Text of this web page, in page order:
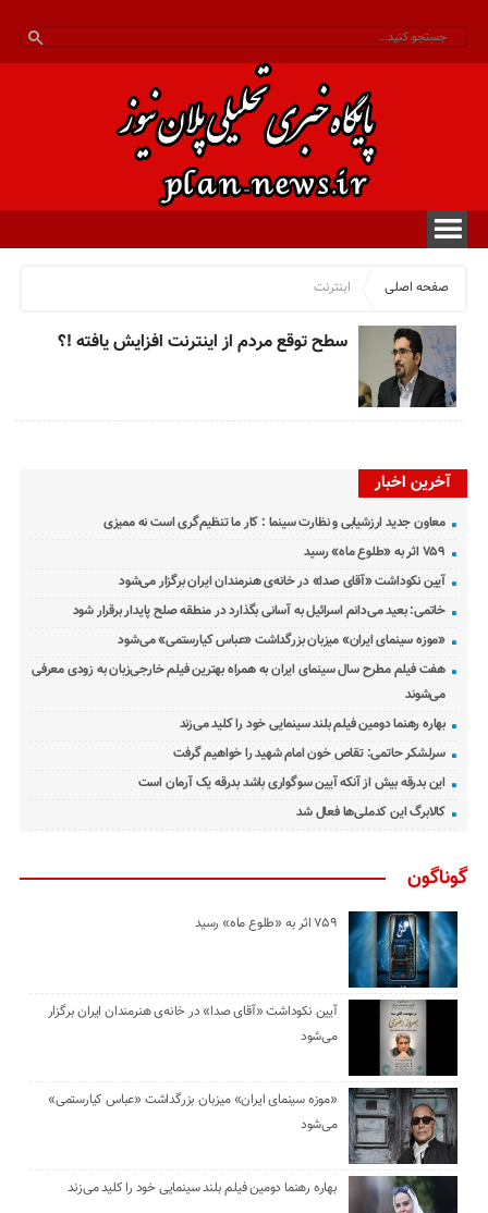
صفحه اصلی ابنترنت
سطح توقع مردم از اینترنت افزایش یافته !؟
آخرین اخبار
معاون جدید ارزشیابی و نظارت سینما : کار ما تنظیم‌گری است نه ممیزی
۷۵۹ اثر به «طلوع ماه» رسید
آیین نکوداشت «آقای صدا» در خانه‌ی هنرمندان ایران برگزار می‌شود
خاتمی: بعید می‌دانم اسرائیل به آسانی بگذارد در منطقه صلح پایدار برقرار شود
«موزه سینمای ایران» میزبان بزرگداشت «عباس کیارستمی» می‌شود
هفت فیلم مطرح سال سینمای ایران به همراه بهترین فیلم خارجی‌زبان به زودی معرفی
می‌شوند
بهاره رهنما دومین فیلم بلند سینمایی خود را کلید می‌زند
سرلشکر حاتمی: تقاص خون امام شهید را خواهیم گرفت
این بدرقه بیش از آنکه آیین سوگواری باشد بدرقه یک آرمان است
کالابرگ این کدملی‌ها فعال شد
گوناگون
۷۵۹ اثر به «طلوع ماه» رسید
آیین نکوداشت «آقای صدا» در خانه‌ی هنرمندان ایران برگزار
می‌شود
«موزه سینمای ایران» میزبان بزرگداشت «عباس کیارستمی»
می‌شود
بهاره رهنما دومین فیلم بلند سینمایی خود را کلید می‌زند